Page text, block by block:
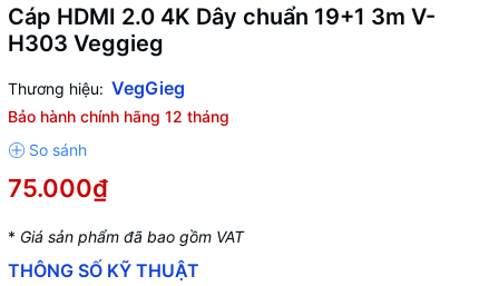
Cáp HDMI 2.0 4K Dây chuẩn 19+1 3m V-
H303 Veggieg
Thương hiệu: VegGieg
Bảo hành chính hãng 12 tháng
75.000₫
* Giá sản phẩm đã bao gồm VAT
THÔNG SỐ KỸ THUẬT